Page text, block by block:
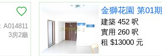
A014811
3房2廳
金獅花園 第01期
建築 452 呎
實用 260 呎
租 $13000 元